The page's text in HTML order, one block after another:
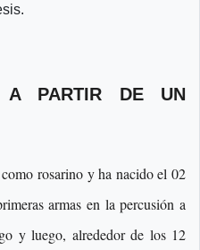
A PARTIR DE UN
rosarino y ha nacido el 02
armas en la percusión a
y luego, alrededor de los 12